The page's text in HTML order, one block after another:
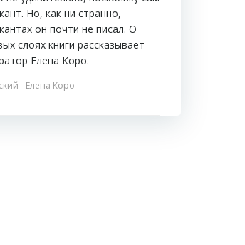
Но, как ни странно,
он почти не писал. О
слоях книги рассказывает
Елена Коро.
Елена Коро